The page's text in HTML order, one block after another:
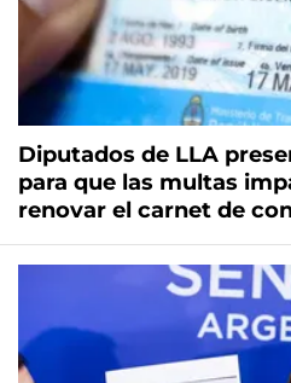
Diputados de LLA
para que las multas
renovar el carnet de